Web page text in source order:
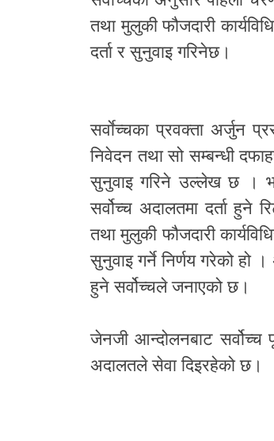
तथा मुलुकी फौजदारी
दर्ता र सुनुवाइ गरिनेछ।
सर्वाेच्चका प्रवक्ता अर्जुन
निवेदन तथा सो सम्बन्धी
सुनुवाइ गरिने उल्लेख छ ।
सर्वोच्च अदालतमा दर्ता हुने
तथा मुलुकी फौजदारी
सुनुवाइ गर्ने निर्णय गरेको
हुने सर्वोच्चले जनाएको छ।
जेनजी आन्दोलनबाट
अदालतले सेवा दिइरहेको छ।